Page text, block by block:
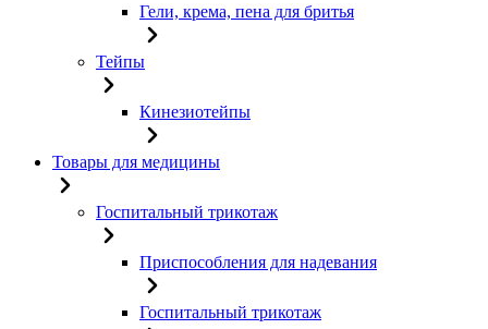
Гели, крема, пена для бритья
Тейпы
Кинезиотейпы
Товары для медицины
Госпитальный трикотаж
Приспособления для надевания
Госпитальный трикотаж